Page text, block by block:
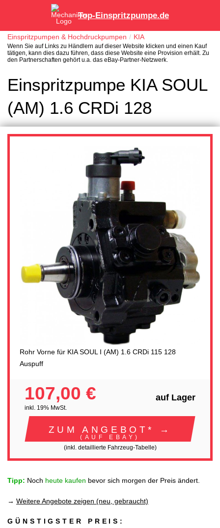
Top-Einspritzpumpe.de
Einspritzpumpen & Hochdruckpumpen KIA
Wenn Sie auf Links zu Händlern auf dieser Website klicken und einen Kauf
tätigen, kann dies dazu führen, dass diese Website eine Provision erhält. Zu
den Partnerschaften gehört u.a. das eBay-Partner-Netzwerk.
Einspritzpumpe KIA SOUL
(AM) 1.6 CRDi 128
Rohr Vorne für KIA SOUL I (AM) 1.6 CRDi 115 128
Auspuff
107,00 €
inkl. 19% MwSt.
auf Lager
ZUM ANGEBOT* →
(AUF EBAY)
(inkl. detaillierte Fahrzeug-Tabelle)
Tipp: Noch heute kaufen bevor sich morgen der Preis ändert.
→ Weitere Angebote zeigen (neu, gebraucht)
GÜNSTIGSTER PREIS: